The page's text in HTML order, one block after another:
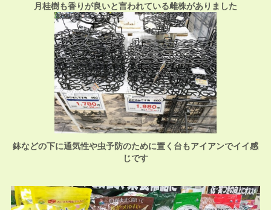
月桂樹も香りが良いと言われている雌株がありました
鉢などの下に通気性や虫予防のために置く台もアイアンでイイ感
じです